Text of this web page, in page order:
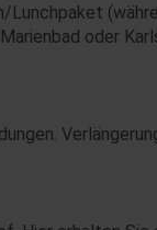
Lunchpaket
oder